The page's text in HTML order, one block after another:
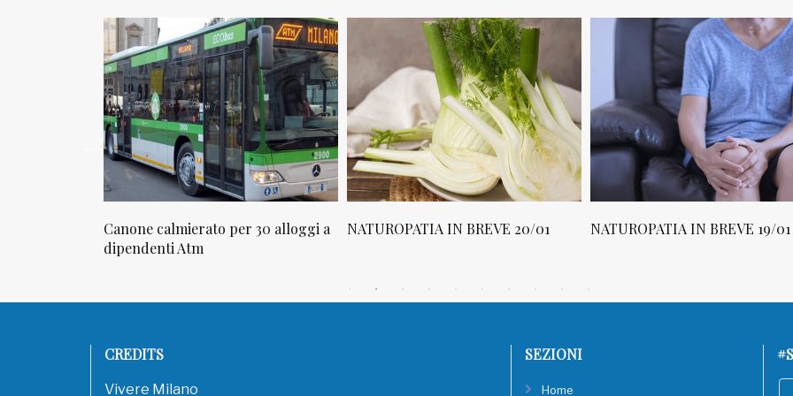
Canone calmierato per 30 alloggi a
dipendenti Atm
NATUROPATIA IN BREVE 20/01 NATUROPATIA IN BREVE 19/01
CREDITS
Vivere Milano
SEZIONI
Home